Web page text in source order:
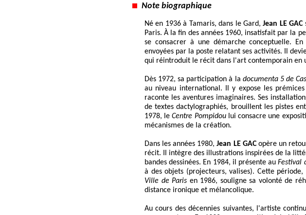
Note biographique
Né en 1936 à Tamaris, dans le Gard,Jean LE GAC
Paris. À la fin des années 1960, insatisfait par la
se consacrer à une démarche conceptuelle.
envoyées par la poste relatant ses activités. Il
qui réintroduit le récit dans l'art contemporain en
Dès 1972, sa participation à la documenta 5 de
au niveau international. Il y expose les
raconte les aventures imaginaires. Ses
de textes dactylographiés, brouillent les pistes
1978, leCentre Pompidoului consacre une
mécanismes de la création.
Dans les années 1980,Jean LE GACopère un
récit. Il intègre des illustrations inspirées de la
bandes dessinées. En 1984, il présente auFestival
à des objets (projecteurs, valises). Cette
Ville de Paris en 1986, souligne sa volonté de
distance ironique et mélancolique.
Au cours des décennies suivantes, l'artiste